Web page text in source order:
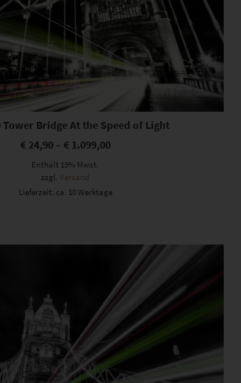
Tower Bridge At the Speed of Light
€24,90– €1.099,00
Enthält 19% Mwst.
zzgl. Versand
Lieferzeit: ca. 10 Werktage
Dieses Produkt weist mehrere Varianten auf. Die Optionen können auf der Produktseite gewählt werden